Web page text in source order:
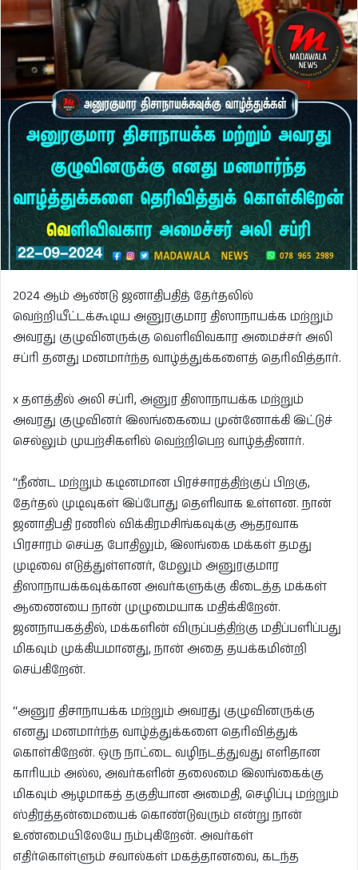
2024 ஆம் ஆண்டு ஜனாதிபதித் தேர்தலில்
வெற்றியீட்டக்கூடிய அனுரகுமார திஸாநாயக்க மற்றும்
அவரது குழுவினருக்கு வெளிவிவகார அமைச்சர் அலி
சப்ரி தனது மனமார்ந்த வாழ்த்துக்களைத் தெரிவித்தார்.
x தளத்தில் அலி சப்ரி, அனுர திஸாநாயக்க மற்றும்
அவரது குழுவினர் இலங்கையை முன்னோக்கி இட்டுச்
செல்லும் முயற்சிகளில் வெற்றிபெற வாழ்த்தினார்.
“நீண்ட மற்றும் கடினமான பிரச்சாரத்திற்குப் பிறகு,
தேர்தல் முடிவுகள் இப்போது தெளிவாக உள்ளன. நான்
ஜனாதிபதி ரணில் விக்கிரமசிங்கவுக்கு ஆதரவாக
பிரசாரம் செய்த போதிலும், இலங்கை மக்கள் தமது
முடிவை எடுத்துள்ளனர், மேலும் அனுரகுமார
திஸாநாயக்கவுக்கான அவர்களுக்கு கிடைத்த மக்கள்
ஆணையை நான் முழுமையாக மதிக்கிறேன்.
ஜனநாயகத்தில், மக்களின் விருப்பத்திற்கு மதிப்பளிப்பது
மிகவும் முக்கியமானது, நான் அதை தயக்கமின்றி
செய்கிறேன்.
“அனுர திசாநாயக்க மற்றும் அவரது குழுவினருக்கு
எனது மனமார்ந்த வாழ்த்துக்களை தெரிவித்துக்
கொள்கிறேன். ஒரு நாட்டை வழிநடத்துவது எளிதான
காரியம் அல்ல, அவர்களின் தலைமை இலங்கைக்கு
மிகவும் ஆழமாகத் தகுதியான அமைதி, செழிப்பு மற்றும்
ஸ்திரத்தன்மையைக் கொண்டுவரும் என்று நான்
உண்மையிலேயே நம்புகிறேன். அவர்கள்
எதிர்கொள்ளும் சவால்கள் மகத்தானவை, கடந்த